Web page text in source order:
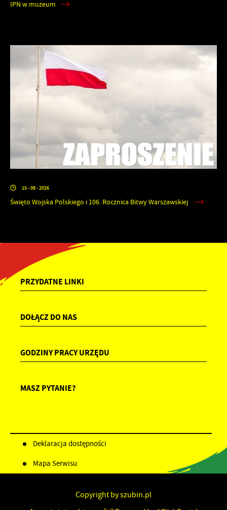
IPN w muzeum
15 - 08 - 2026
Święto Wojska Polskiego i 106. Rocznica Bitwy Warszawskiej
PRZYDATNE LINKI
DOŁĄCZ DO NAS
GODZINY PRACY URZĘDU
MASZ PYTANIE?
Deklaracja dostępności
Mapa Serwisu
Copyright by szubin.pl